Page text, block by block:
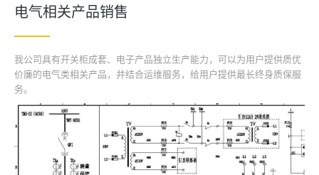
电气相关产品销售
我公司具有开关柜成套、电子产品独立生产能力，可以为用户提供质优
价廉的电气类相关产品，并结合运维服务，给用户提供最长终身质保服
务。